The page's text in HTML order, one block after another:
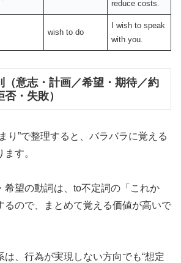
reduce costs.
wish to do
I wish to speak
with you.
（意志・計画／希望・期待／約
・失敗）
り”で整理すると、バラバラに覚える
す。
希望の動詞は、to不定詞の「これか
るので、まとめて覚える価値が高いで
は、行為が実現しない方向でも“想定